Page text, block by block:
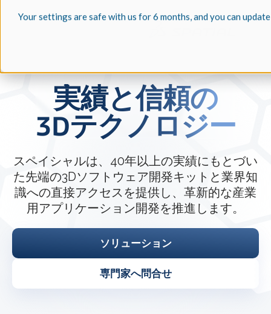
Your settings are safe with us for 6 months, and you can
実績と信頼の
3Dテクノロジー
スペイシャルは、40年以上の実績にもとづい
た先端の3Dソフトウェア開発キットと業界知
識への直接アクセスを提供し、革新的な産業
用アプリケーション開発を推進します。
ソリューション
専門家へ問合せ